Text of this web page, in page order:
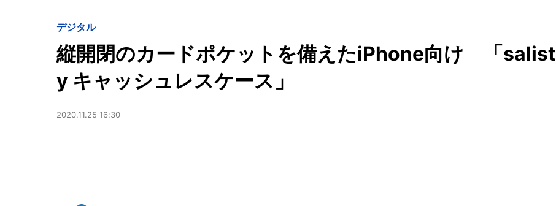
デジタル
縦開閉のカードポケットを備えたiPhone向け 「salist
y キャッシュレスケース」
2020.11.25 16:30